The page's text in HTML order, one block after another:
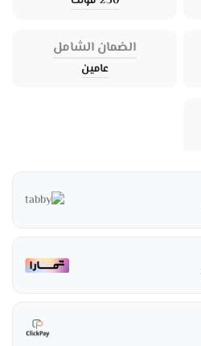
الضمان الشامل
عامين